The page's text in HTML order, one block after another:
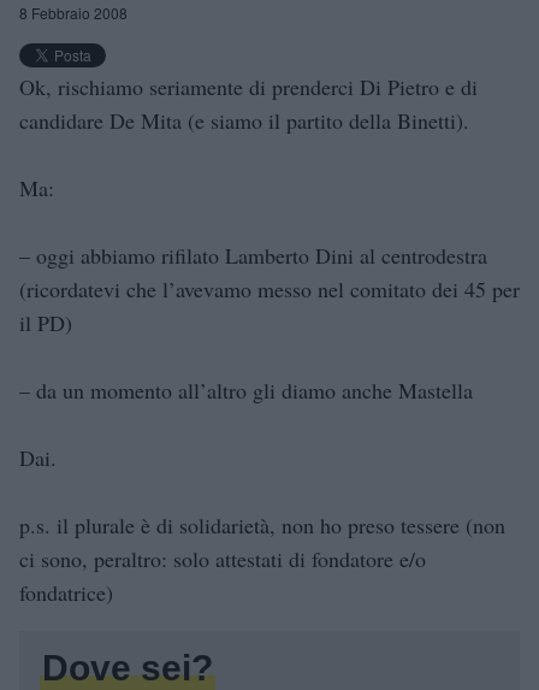
8 Febbraio 2008
Ok, rischiamo seriamente di prenderci Di Pietro e di
candidare De Mita (e siamo il partito della Binetti).
Ma:
– oggi abbiamo rifilato Lamberto Dini al centrodestra
(ricordatevi che l’avevamo messo nel comitato dei 45 per
il PD)
– da un momento all’altro gli diamo anche Mastella
Dai.
p.s. il plurale è di solidarietà, non ho preso tessere (non
ci sono, peraltro: solo attestati di fondatore e/o
fondatrice)
Dove sei?